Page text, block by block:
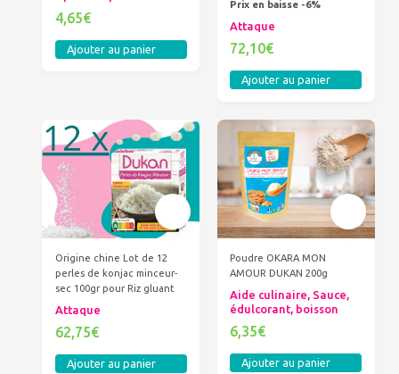
4,65€
Ajouter au panier
Prix en baisse -6%
Attaque
72,10€
Ajouter au panier
Origine chine Lot de 12
perles de konjac minceur-
sec 100gr pour Riz gluant
Attaque
62,75€
Ajouter au panier
Poudre OKARA MON
AMOUR DUKAN 200g
Aide culinaire, Sauce,
édulcorant, boisson
6,35€
Ajouter au panier